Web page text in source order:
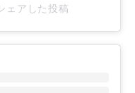
ェアした投稿